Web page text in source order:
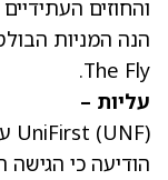
והחוזים העתידיים
הנה המניות
The Fly.
עליות –
UniFirst (UNF) עולה ב-34% לאחר ש-Cintas
הודיעה כי